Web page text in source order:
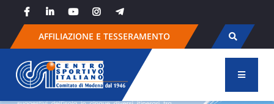
content
AFFILIAZIONE E TESSERAMENTO